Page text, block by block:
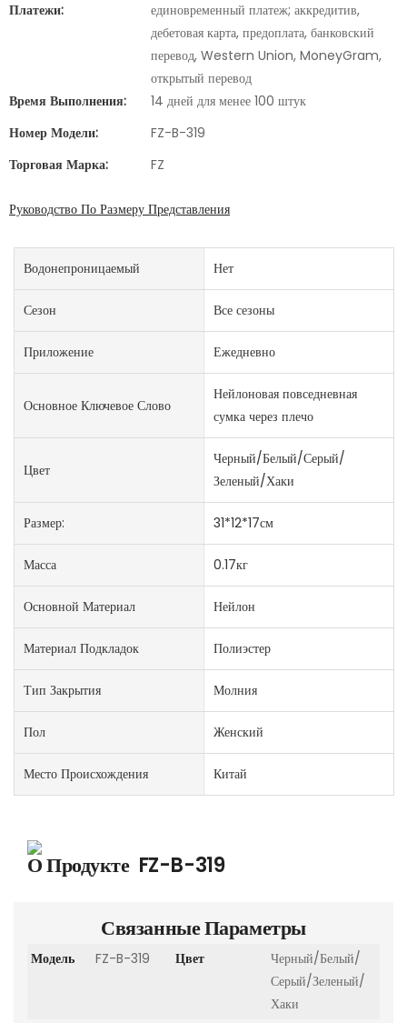
Платежи:
единовременный платеж; аккредитив,
дебетовая карта, предоплата, банковский
перевод, Western Union, MoneyGram,
открытый перевод
Время Выполнения:
14 дней для менее 100 штук
Номер Модели:
FZ-B-319
Торговая Марка:
FZ
Руководство По Размеру Представления
Водонепроницаемый Нет
Сезон Все сезоны
Приложение Ежедневно
Основное Ключевое Слово
Нейлоновая повседневная
сумка через плечо
Цвет
Черный/Белый/Серый/
Зеленый/Хаки
Размер: 31*12*17см
Масса 0.17кг
Основной Материал Нейлон
Материал Подкладок Полиэстер
Тип Закрытия Молния
Пол Женский
Место Происхождения Китай
О Продукте FZ-B-319
Связанные Параметры
Модель FZ-B-319 Цвет
Черный/Белый/
Серый/Зеленый/
Хаки